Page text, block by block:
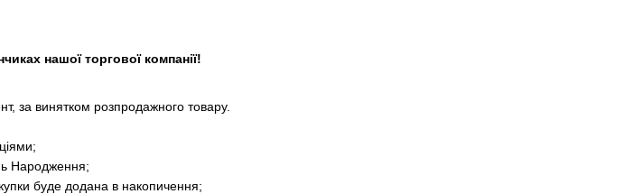
нашої торгової компанії!
за винятком розпродажного товару.
Народження;
буде додана в накопичення;